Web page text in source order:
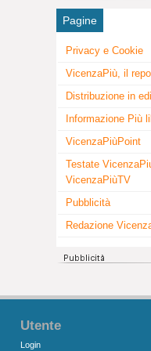
Pagine
Privacy e Cookie
VicenzaPiù, il
Distribuzione in
Informazione Più
VicenzaPiùPoint
Testate
VicenzaPiùTV
Pubblicità
Redazione
Utente
Login